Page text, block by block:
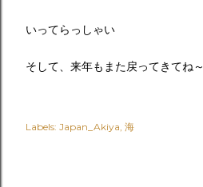
いってらっしゃい
そして、来年もまた戻ってきてね～
Labels: Japan_Akiya 海